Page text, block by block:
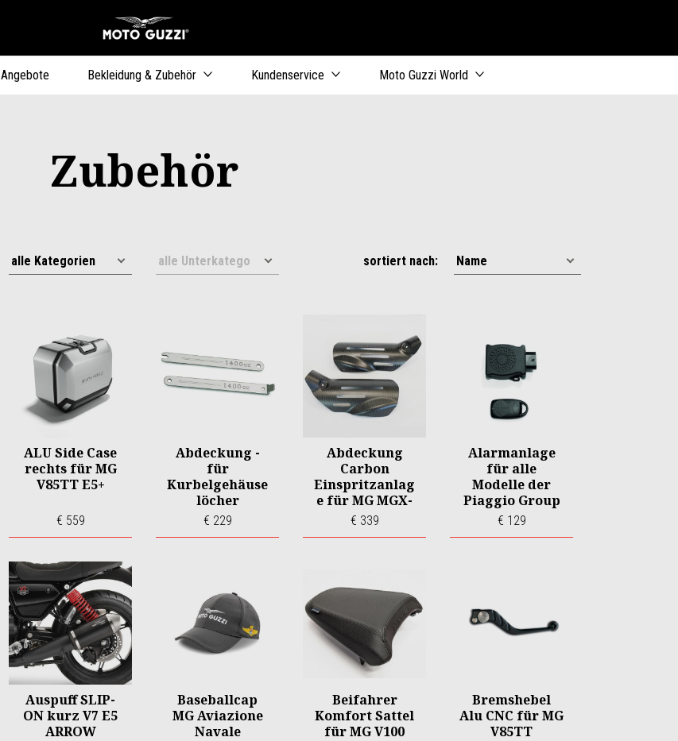
Angebote Bekleidung & Zubehör Kundenservice Moto Guzzi World
Zubehör
sortiert nach:
ALU Side Case
rechts für MG
V85TT E5+
€ 559
Abdeckung -
für
Kurbelgehäuse
löcher
€ 229
Abdeckung
Carbon
Einspritzanlag
e für MG MGX-
21/Audace
€ 339
Alarmanlage
für alle
Modelle der
Piaggio Group
€ 129
Auspuff SLIP-
ON kurz V7 E5
ARROW
Baseballcap
MG Aviazione
Navale
Beifahrer
Komfort Sattel
für MG V100
Bremshebel
Alu CNC für MG
V85TT